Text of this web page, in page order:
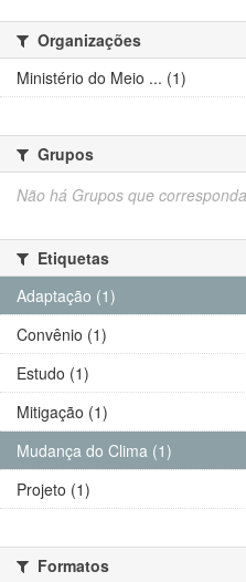
Organizações
Ministério do Meio ... (1)
Grupos
Não há Grupos que
Etiquetas
Adaptação (1)
Convênio (1)
Estudo (1)
Mitigação (1)
Mudança do Clima (1)
Projeto (1)
Formatos